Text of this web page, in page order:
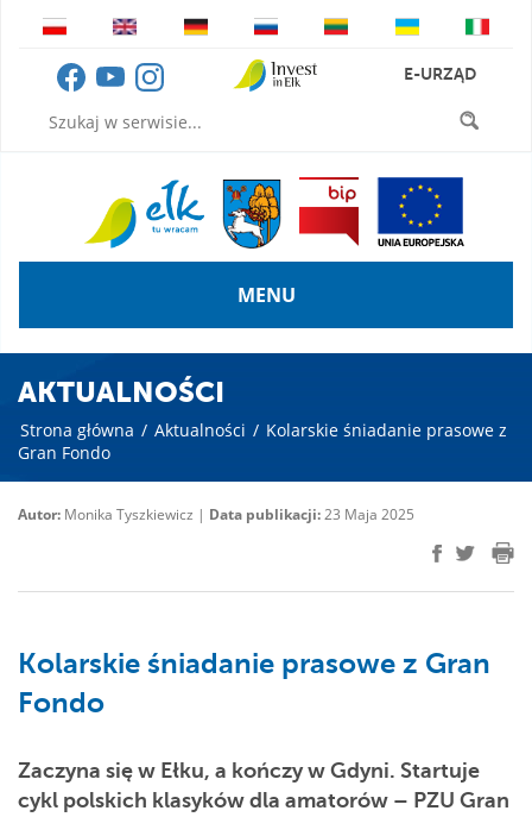
E-URZĄD
MENU
AKTUALNOŚCI
Strona główna / Aktualności / Kolarskie śniadanie prasowe z
Gran Fondo
Autor: Monika Tyszkiewicz | Data publikacji:23 Maja 2025
Kolarskie śniadanie prasowe z Gran
Fondo
Zaczyna się w Ełku, a kończy w Gdyni. Startuje
cykl polskich klasyków dla amatorów – PZU Gran